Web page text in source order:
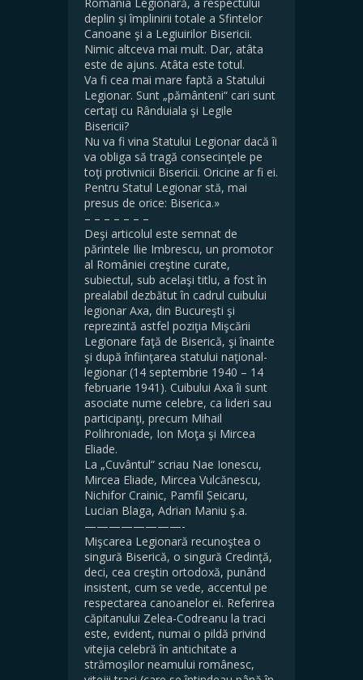
deplin şi împlinirii totale a Sfintelor
Canoane şi a Legiuirilor Bisericii.
Nimic altceva mai mult. Dar, atâta
este de ajuns. Atâta este totul.
Va fi cea mai mare faptă a Statului
Legionar. Sunt „pământeni“ cari sunt
certaţi cu Rânduiala şi Legile
Bisericii?
Nu va fi vina Statului Legionar dacă îi
va obliga să tragă consecinţele pe
toţi protivnicii Bisericii. Oricine ar fi ei.
Pentru Statul Legionar stă, mai
presus de orice: Biserica.»
– – – – – – –
Deşi articolul este semnat de
părintele Ilie Imbrescu, un promotor
al României creştine curate,
subiectul, sub acelaşi titlu, a fost în
prealabil dezbătut în cadrul cuibului
legionar Axa, din Bucureşti şi
reprezintă astfel poziţia Mişcării
Legionare faţă de Biserică, şi înainte
şi după înfiinţarea statului naţional-
legionar (14 septembrie 1940 – 14
februarie 1941). Cuibului Axa îi sunt
asociate nume celebre, ca lideri sau
participanţi, precum Mihail
Polihroniade, Ion Moţa şi Mircea
Eliade.
La „Cuvântul“ scriau Nae Ionescu,
Mircea Eliade, Mircea Vulcănescu,
Nichifor Crainic, Pamfil Șeicaru,
Lucian Blaga, Adrian Maniu ş.a.
————————-
Mişcarea Legionară recunoştea o
singură Biserică, o singură Credinţă,
deci, cea creştin ortodoxă, punând
insistent, cum se vede, accentul pe
respectarea canoanelor ei. Referirea
căpitanului Zelea-Codreanu la traci
este, evident, numai o pildă privind
vitejia celebră în antichitate a
strămoşilor neamului românesc,